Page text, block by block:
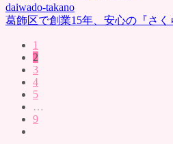
daiwado-takano
葛飾区で創業15年、安心の『さく
1
2
3
4
5
…
9